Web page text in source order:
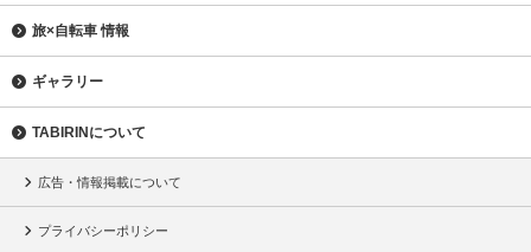
旅×自転車 情報
ギャラリー
TABIRINについて
広告・情報掲載について
プライバシーポリシー